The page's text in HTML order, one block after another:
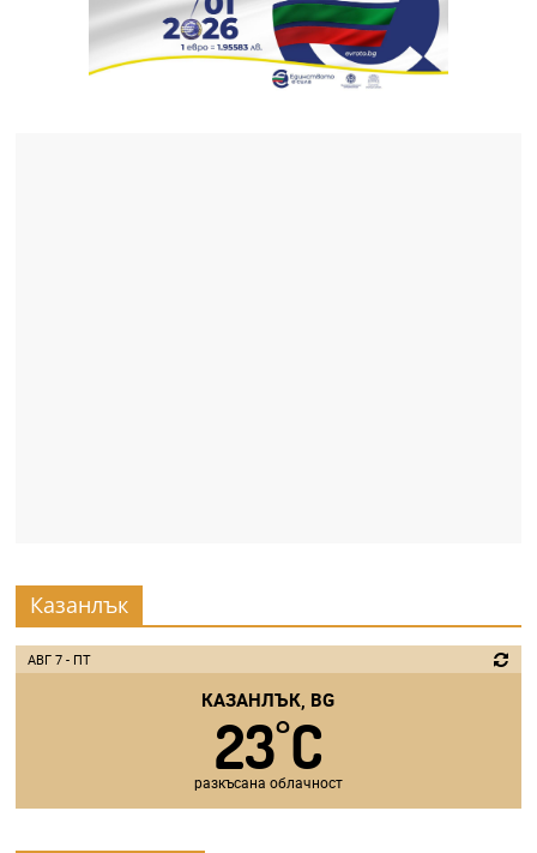
Казанлък
АВГ 7 - ПТ
КАЗАНЛЪК, BG
23°C
разкъсана облачност